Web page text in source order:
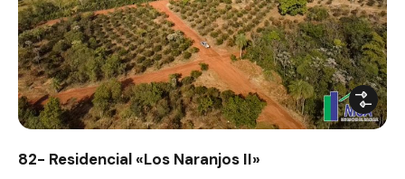
82- Residencial «Los Naranjos II»